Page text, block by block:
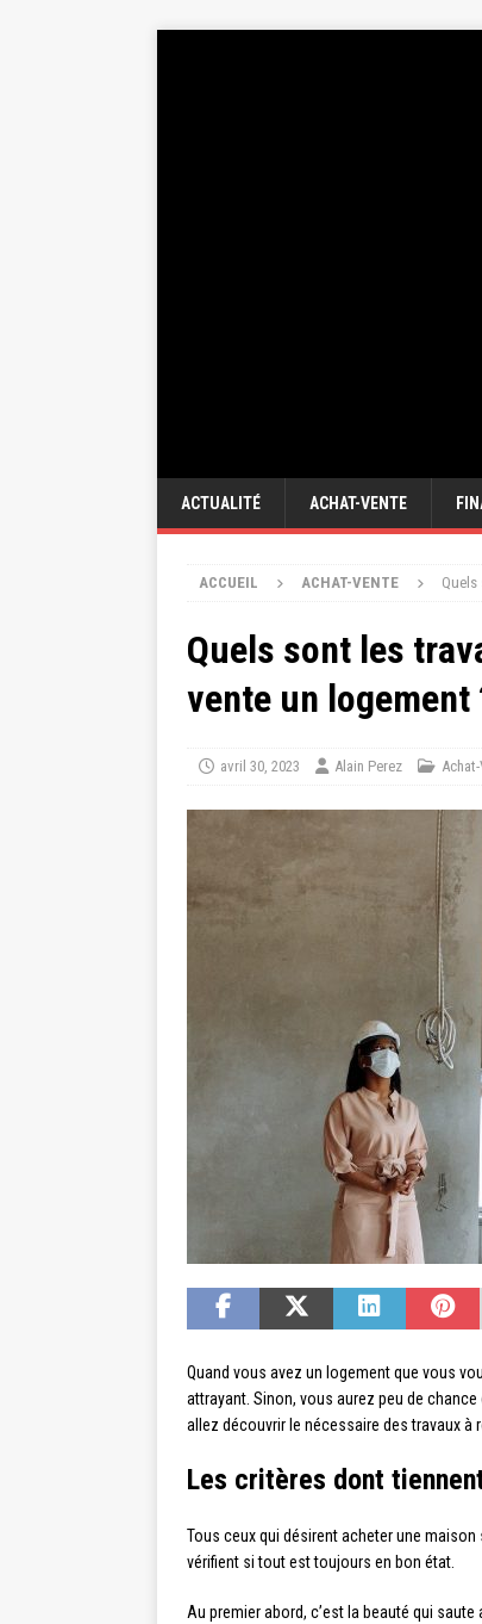
ACTUALITÉ ACHAT-VENTE
ACCUEIL ACHAT-VENTE Quels
Quels sont les
vente un logement
avril 30, 2023 Alain Perez
Quand vous avez un logement que vous
attrayant. Sinon, vous aurez peu de
allez découvrir le nécessaire des travaux à
Les critères dont
Tous ceux qui désirent acheter une
vérifient si tout est toujours en bon état.
Au premier abord, c’est la beauté qui